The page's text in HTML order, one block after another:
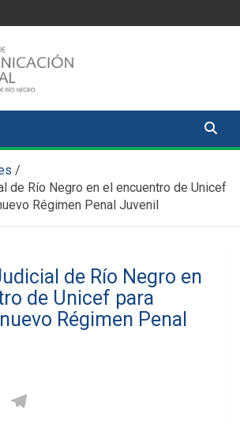
Judicial
de Río Negro en el encuentro de Unicef
Régimen Penal Juvenil
de Río Negro en
de Unicef para
Régimen Penal
WhatsApp